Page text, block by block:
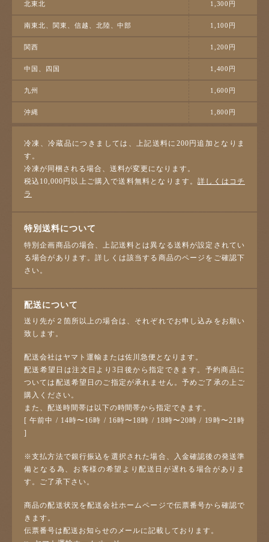
北東北 1,300円
南東北、関東、信越、北陸、中部 1,100円
関西 1,200円
中国、四国 1,400円
九州 1,600円
沖縄 1,800円
冷凍、冷蔵品につきましては、上記送料に200円追加となりま
す。
冷凍が同梱される場合、送料が変更になります。
税込10,000円以上ご購入で送料無料となります。詳しくはコチ
ラ
特別送料について
特別企画商品の場合、上記送料とは異なる送料が設定されてい
る場合があります。詳しくは該当する商品のページをご確認下
さい。
配送について
送り先が２箇所以上の場合は、それぞれでお申し込みをお願い
致します。
配送会社はヤマト運輸または佐川急便となります。
配送希望日は注文日より3日後から指定できます。予約商品に
ついては配送希望日のご指定が承れません。予めご了承の上ご
購入ください。
また、配送時間帯は以下の時間帯から指定できます。
[ 午前中 / 14時〜16時 / 16時〜18時 / 18時〜20時 / 19時〜21時
]
※支払方法で銀行振込を選択された場合、入金確認後の発送準
備となる為、お客様の希望より配送日が遅れる場合がありま
す。ご了承下さい。
商品の配送状況を配送会社ホームページで伝票番号から確認で
きます。
伝票番号は配送お知らせのメールに記載しております。